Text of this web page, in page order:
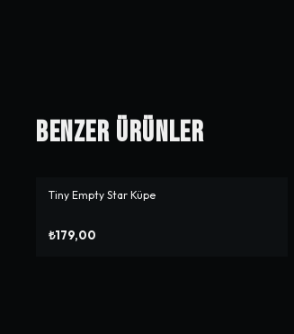
Benzer Ürünler
Tiny Empty Star Küpe
₺179,00